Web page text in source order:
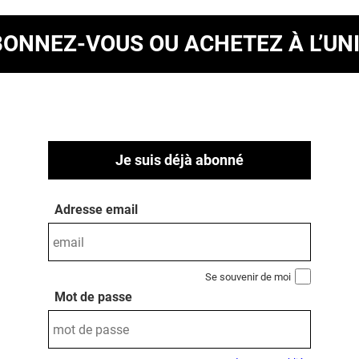
VOUS OU ACHETEZ À
Je suis déjà abonné
Adresse email
Se souvenir de moi
Mot de passe